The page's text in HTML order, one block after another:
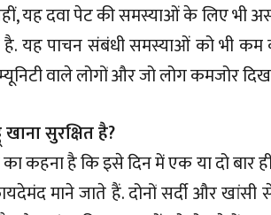
यह दवा पेट की समस्याओं के लिए भी
है. यह पाचन संबंधी समस्याओं को भी
वाले लोगों और जो लोग कमजोर
सुरक्षित है?
कहना है कि इसे दिन में एक या दो
माने जाते हैं. दोनों सर्दी और